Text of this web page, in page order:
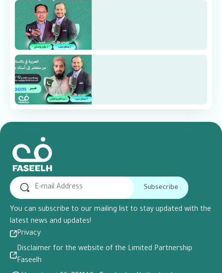
Subsecribe
You can subscribe to our mailing list to stay updated with the
latest news and updates!
Privacy
Disclaimer for the website of the Limited Partnership
Faseelh